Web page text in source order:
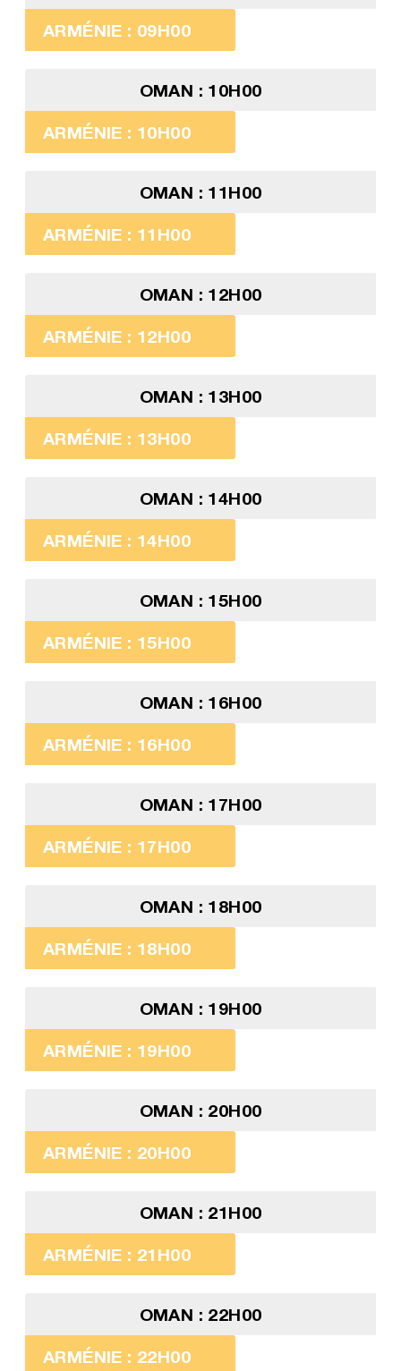
ARMÉNIE : 09H00
OMAN : 10H00
ARMÉNIE : 10H00
OMAN : 11H00
ARMÉNIE : 11H00
OMAN : 12H00
ARMÉNIE : 12H00
OMAN : 13H00
ARMÉNIE : 13H00
OMAN : 14H00
ARMÉNIE : 14H00
OMAN : 15H00
ARMÉNIE : 15H00
OMAN : 16H00
ARMÉNIE : 16H00
OMAN : 17H00
ARMÉNIE : 17H00
OMAN : 18H00
ARMÉNIE : 18H00
OMAN : 19H00
ARMÉNIE : 19H00
OMAN : 20H00
ARMÉNIE : 20H00
OMAN : 21H00
ARMÉNIE : 21H00
OMAN : 22H00
ARMÉNIE : 22H00